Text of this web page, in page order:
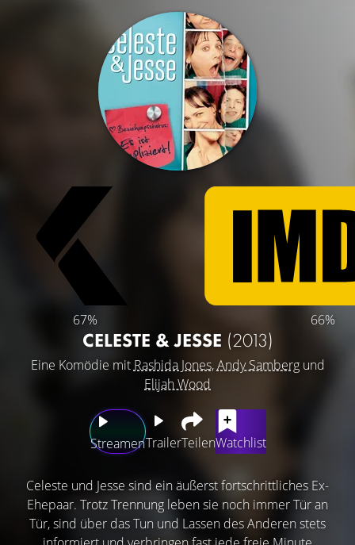
67% 66%
CELESTE & JESSE (2013)
Eine Komödie mit Rashida Jones,Andy Sambergund
Elijah Wood
StreamenTrailerTeilenWatchlist
Celeste und Jesse sind ein äußerst fortschrittliches Ex-
Ehepaar. Trotz Trennung leben sie noch immer Tür an
Tür, sind über das Tun und Lassen des Anderen stets